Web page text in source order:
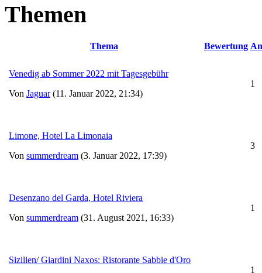
Themen
Thema Bewertung
Venedig ab Sommer 2022 mit Tagesgebühr
Von Jaguar(11. Januar 2022, 21:34)
1
Limone, Hotel La Limonaia
Von summerdream (3. Januar 2022, 17:39)
3
Desenzano del Garda, Hotel Riviera
Von summerdream (31. August 2021, 16:33)
1
Sizilien/ Giardini Naxos: Ristorante Sabbie d'Oro
1